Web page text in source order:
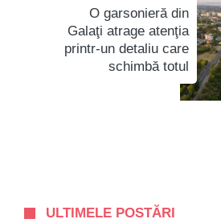
O garsonieră din
Galaţi atrage atenţia
printr-un detaliu care
schimbă totul
ULTIMELE POSTĂRI